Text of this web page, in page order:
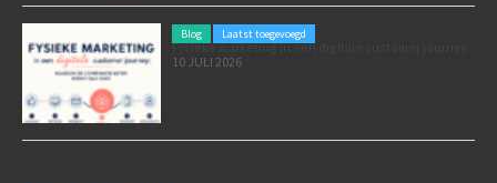
Blog Laatst toegevoegd
Fysieke marketing in een digitale customer journey
10 JULI 2026